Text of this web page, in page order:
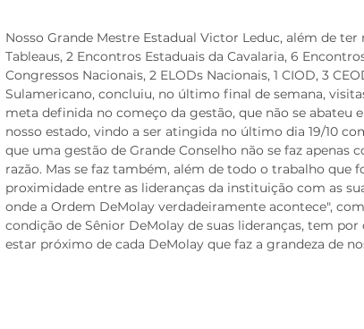
Nosso Grande Mestre Estadual Victor Leduc, além de ter
Tableaus, 2 Encontros Estaduais da Cavalaria, 6
Congressos Nacionais, 2 ELODs Nacionais, 1 CIOD, 3
Sulamericano, concluiu, no último final de semana,
meta definida no começo da gestão, que não se abateu
nosso estado, vindo a ser atingida no último dia 19/10
que uma gestão de Grande Conselho não se faz apenas
razão. Mas se faz também, além de todo o trabalho que
proximidade entre as lideranças da instituição com as
onde a Ordem DeMolay verdadeiramente acontece",
condição de Sênior DeMolay de suas lideranças, tem
estar próximo de cada DeMolay que faz a grandeza de